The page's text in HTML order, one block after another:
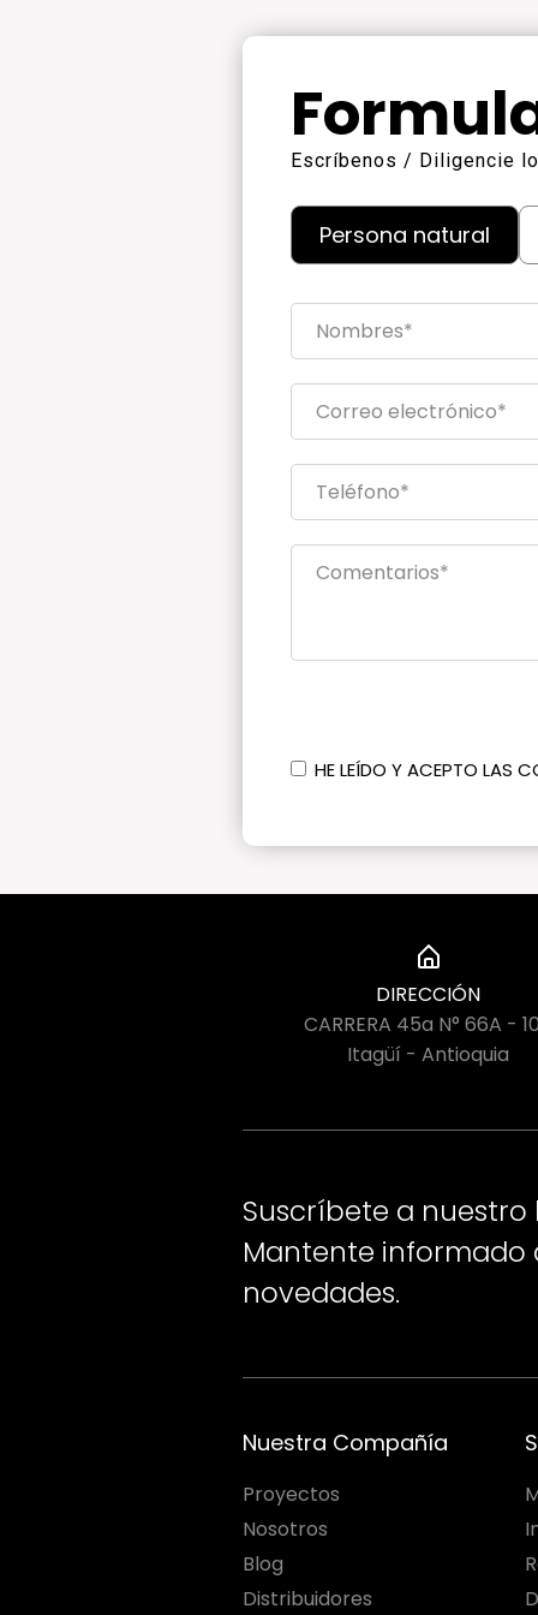
Escríbenos / Diligencie
Persona natural
HE LEÍDO Y ACEPTO LAS
DIRECCIÓN
CARRERA 45a N° 66A -
Itagüí - Antioquia
Suscríbete a nuestro
Mantente informado
novedades.
Nuestra Compañía
Proyectos
Nosotros
Blog
Distribuidores